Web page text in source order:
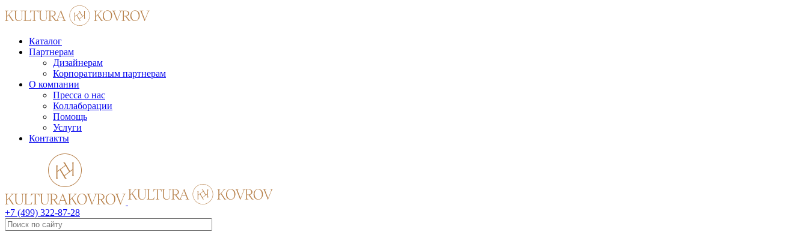
Каталог
Партнерам
Дизайнерам
Корпоративным партнерам
О компании
Пресса о нас
Коллаборации
Помощь
Услуги
Контакты
+7 (499) 322-87-28